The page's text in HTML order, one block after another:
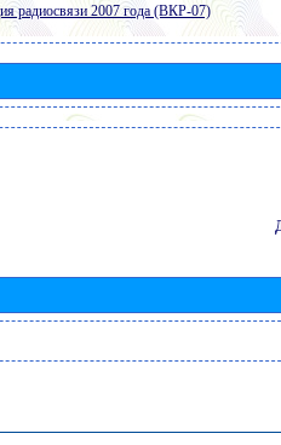
радиосвязи 2007 года (ВКР-07)